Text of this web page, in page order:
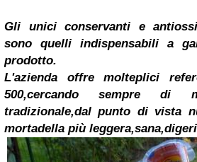
Gli unici conservanti e
sono quelli indispensabili a
prodotto.
L'azienda offre molteplici
500,cercando sempre di
tradizionale,dal punto di vista
mortadella più